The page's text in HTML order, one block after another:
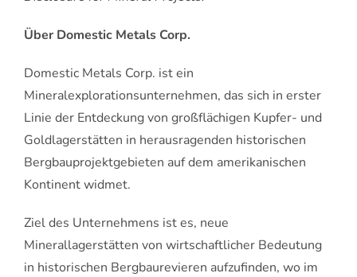
Über Domestic Metals Corp.
Domestic Metals Corp. ist ein
Mineralexplorationsunternehmen, das sich in erster
Linie der Entdeckung von großflächigen Kupfer- und
Goldlagerstätten in herausragenden historischen
Bergbauprojektgebieten auf dem amerikanischen
Kontinent widmet.
Ziel des Unternehmens ist es, neue
Minerallagerstätten von wirtschaftlicher Bedeutung
in historischen Bergbaurevieren aufzufinden, wo im